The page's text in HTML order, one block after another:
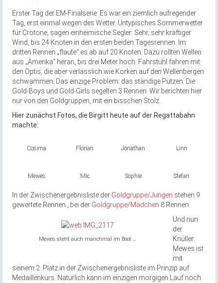
Erster Tag der EM-Finalserie. Es war ein ziemlich aufregender
Tag, erst einmal wegen des Wetter. Untypisches Sommerwetter
für Crotone, sagen einheimische Segler: Sehr, sehr kräftiger
Wind, bis 24 Knoten in den ersten beiden Tagesrennen. Im
dritten Rennen „flaute“ es ab auf 20 Knoten. Dazu rollten Wellen
aus „Amerika“ heran, bis drei Meter hoch. Fahrstuhl fahren mit
den Optis, die aber verlässlich wie Korken auf den Wellenbergen
schwammen. Das einzige Problem: das ständige Pützen. Die
Gold-Boys und Gold-Girls segelten 3 Rennen. Wir berichten hier
nur von den Goldgruppen, mit ein bisschen Stolz.
Hier zunächst Fotos, die Birgitt heute auf der Regattabahn
machte:
Cosima Florian Jonathan Linn
Mewes Mic Sophie Stefan
In der Zwischenergebnisliste der Goldgruppe/Jungen stehen 9
gewertete Rennen , bei der Goldgruppe/Mädchen 8 Rennen.
Mewes steht auch manchmal im Boot …
Und nun
der
Knüller:
Mewes ist
mit
seinem 2. Platz in der Zwischenergebnisliste im Prinzip auf
Medaillenkurs. Natürlich kann im einzigen morgigen Lauf noch